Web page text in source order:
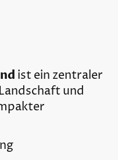
ist ein zentraler
und